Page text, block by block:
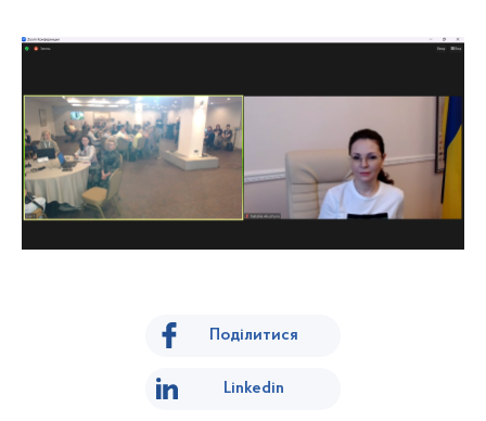
Поділитися
Linkedin